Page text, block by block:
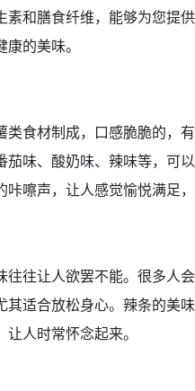
素和膳食纤维，能够为您提
的美味。
类食材制成，口感脆脆的，
茄味、酸奶味、辣味等，可
咔嚓声，让人感觉愉悦满足
往往让人欲罢不能。很多人
其适合放松身心。辣条的美
人时常怀念起来。